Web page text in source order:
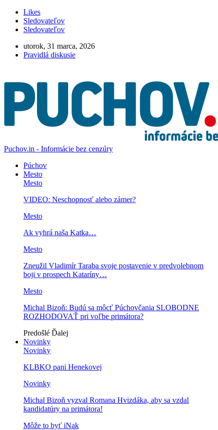
Likes
Sledovateľov
Sledovateľov
utorok, 31 marca, 2026
Pravidlá diskusie
Puchov.in - Informácie bez cenzúry
Púchov
Mesto
Mesto
VIDEO: Neschopnosť alebo zámer?
Mesto
Ak vyhrá naša Katka…
Mesto
Zneužil Vladimír Taraba svoje postavenie v predvolebnom
boji v prospech Kataríny…
Mesto
Michal Bizoň: Budú sa môcť Púchovčania SLOBODNE
ROZHODOVAŤ pri voľbe primátora?
Predošlé Ďalej
Novinky
Novinky
KLBKO pani Henekovej
Novinky
Michal Bizoň vyzval Romana Hvizdáka, aby sa vzdal
kandidatúry na primátora!
Môže to byť iNak